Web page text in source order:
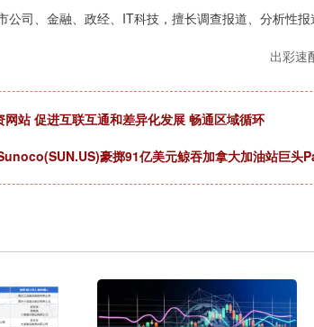
公司、金融、政经、IT科技，擅长调查报道、分析性报
出彩速
网站 促进互联互通和差异化发展 畅通区域循环
豪掷91亿美元鲸吞加拿大加油站巨头